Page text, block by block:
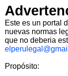
Este es un portal
nuevas normas
que no deberia
Propósito: